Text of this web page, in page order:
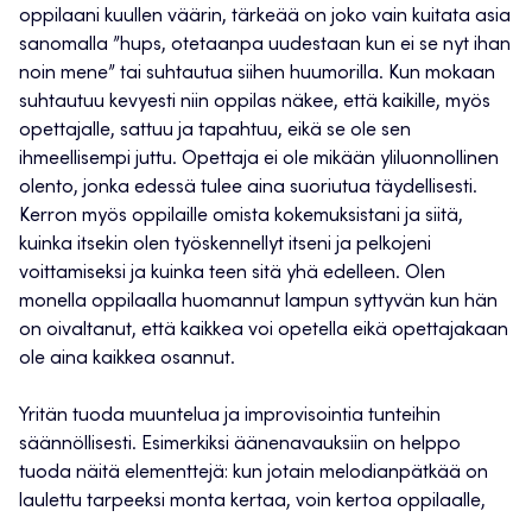
oppilaani kuullen väärin, tärkeää on joko vain kuitata asia
sanomalla ”hups, otetaanpa uudestaan kun ei se nyt ihan
noin mene” tai suhtautua siihen huumorilla. Kun mokaan
suhtautuu kevyesti niin oppilas näkee, että kaikille, myös
opettajalle, sattuu ja tapahtuu, eikä se ole sen
ihmeellisempi juttu. Opettaja ei ole mikään yliluonnollinen
olento, jonka edessä tulee aina suoriutua täydellisesti.
Kerron myös oppilaille omista kokemuksistani ja siitä,
kuinka itsekin olen työskennellyt itseni ja pelkojeni
voittamiseksi ja kuinka teen sitä yhä edelleen. Olen
monella oppilaalla huomannut lampun syttyvän kun hän
on oivaltanut, että kaikkea voi opetella eikä opettajakaan
ole aina kaikkea osannut.
Yritän tuoda muuntelua ja improvisointia tunteihin
säännöllisesti. Esimerkiksi äänenavauksiin on helppo
tuoda näitä elementtejä: kun jotain melodianpätkää on
laulettu tarpeeksi monta kertaa, voin kertoa oppilaalle,